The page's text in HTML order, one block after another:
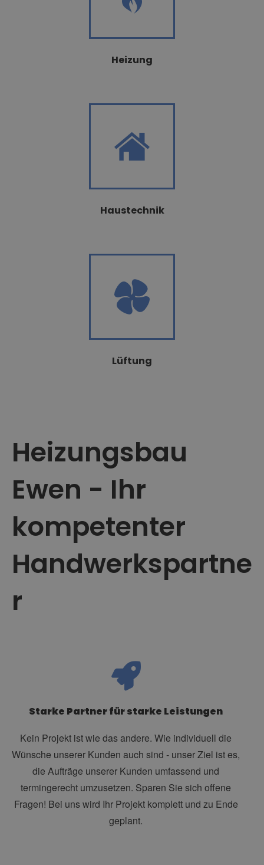
Heizung
Haustechnik
Lüftung
Heizungsbau
Ewen - Ihr
kompetenter
Handwerkspartne
r
Starke Partner für starke Leistungen
Kein Projekt ist wie das andere. Wie individuell die
Wünsche unserer Kunden auch sind - unser Ziel ist es,
die Aufträge unserer Kunden umfassend und
termingerecht umzusetzen. Sparen Sie sich offene
Fragen! Bei uns wird Ihr Projekt komplett und zu Ende
geplant.